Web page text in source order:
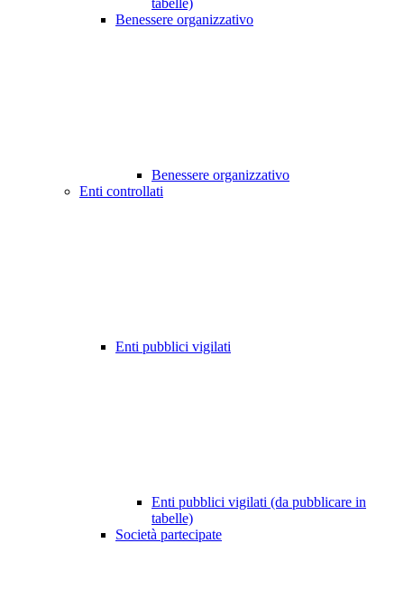
tabelle)
Benessere organizzativo
Benessere organizzativo
Enti controllati
Enti pubblici vigilati
Enti pubblici vigilati (da pubblicare in
tabelle)
Società partecipate